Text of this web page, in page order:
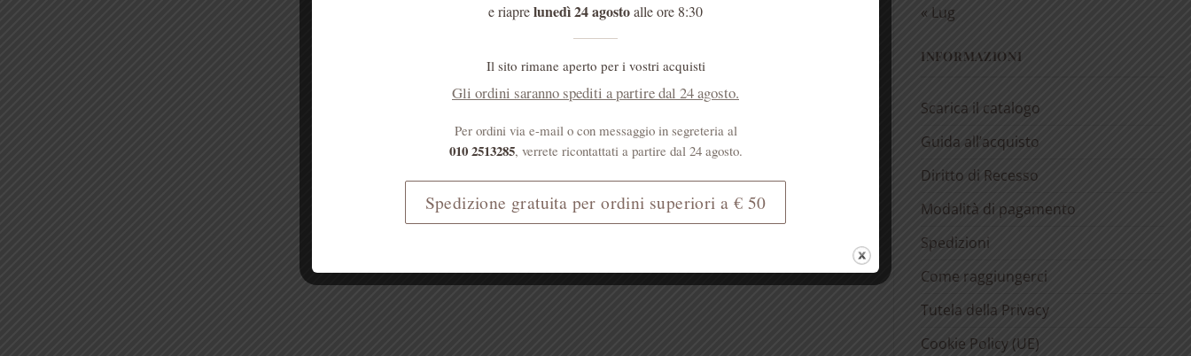
« Lug
INFORMAZIONI
Scarica il catalogo
Guida all’acquisto
Diritto di Recesso
Modalità di pagamento
Spedizioni
Come raggiungerci
Tutela della Privacy
Cookie Policy (UE)
e riaprelunedì 24 agostoalle ore 8:30
Il sito rimane aperto per i vostri acquisti
Gli ordini saranno spediti a partire dal 24 agosto.
Per ordini via e-mail o con messaggio in segreteria al
010 2513285, verrete ricontattati a partire dal 24 agosto.
Spedizione gratuita per ordini superiori a € 50